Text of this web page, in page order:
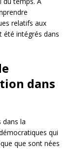
relatifs aux
été intégrés dans
dans
dans la
qui
que sont nées